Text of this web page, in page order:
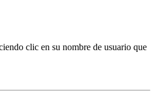
clic en su nombre de usuario que